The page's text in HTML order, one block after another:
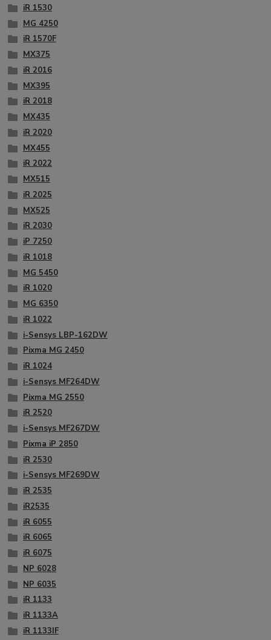
iR 1530
MG 4250
iR 1570F
MX375
iR 2016
MX395
iR 2018
MX435
iR 2020
MX455
iR 2022
MX515
iR 2025
MX525
iR 2030
iP 7250
iR 1018
MG 5450
iR 1020
MG 6350
iR 1022
i-Sensys LBP-162DW
Pixma MG 2450
iR 1024
i-Sensys MF264DW
Pixma MG 2550
iR 2520
i-Sensys MF267DW
Pixma iP 2850
iR 2530
i-Sensys MF269DW
iR 2535
iR2535
iR 6055
iR 6065
iR 6075
NP 6028
NP 6035
iR 1133
iR 1133A
iR 1133IF